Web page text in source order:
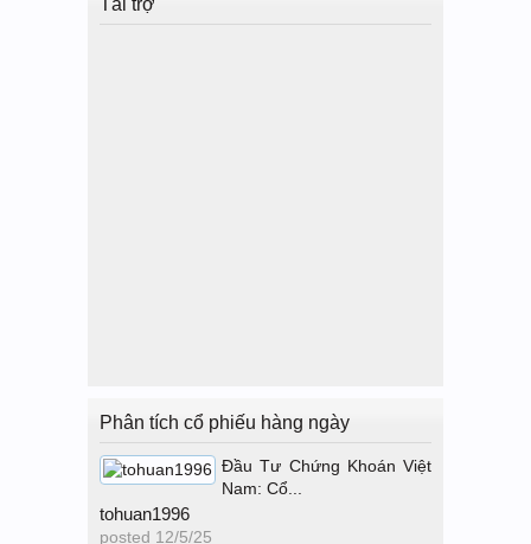
Tài trợ
Phân tích cổ phiếu hàng ngày
Đầu Tư Chứng Khoán Việt
Nam: Cổ...
tohuan1996
posted 12/5/25